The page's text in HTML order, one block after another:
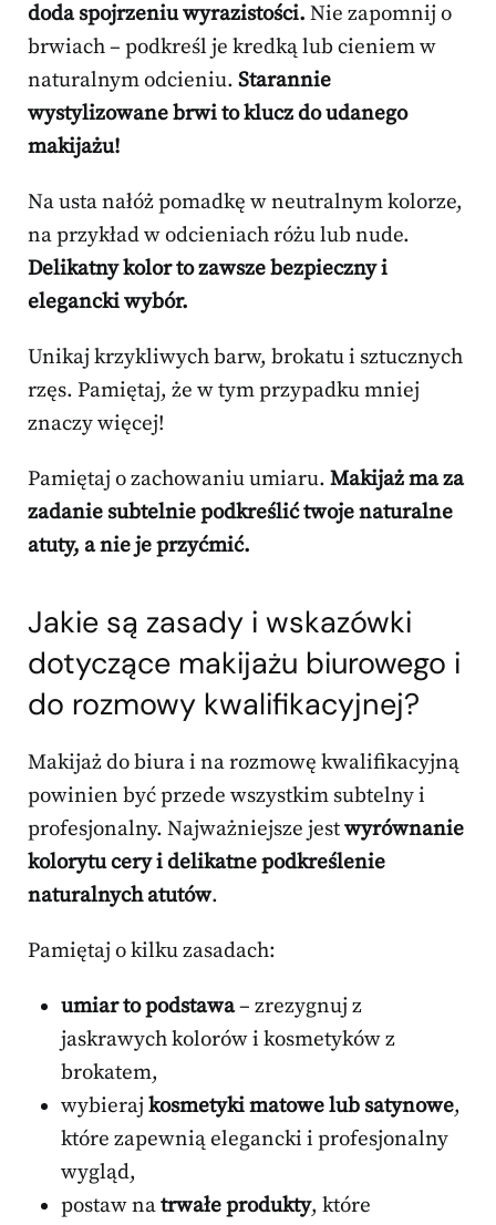
doda spojrzeniu wyrazistości. Nie zapomnij o
brwiach – podkreśl je kredką lub cieniem w
naturalnym odcieniu. Starannie
wystylizowane brwi to klucz do udanego
makijażu!
Na usta nałóż pomadkę w neutralnym kolorze,
na przykład w odcieniach różu lub nude.
Delikatny kolor to zawsze bezpieczny i
elegancki wybór.
Unikaj krzykliwych barw, brokatu i sztucznych
rzęs. Pamiętaj, że w tym przypadku mniej
znaczy więcej!
Pamiętaj o zachowaniu umiaru. Makijaż ma za
zadanie subtelnie podkreślić twoje naturalne
atuty, a nie je przyćmić.
Jakie są zasady i wskazówki
dotyczące makijażu biurowego i
do rozmowy kwalifikacyjnej?
Makijaż do biura i na rozmowę kwalifikacyjną
powinien być przede wszystkim subtelny i
profesjonalny. Najważniejsze jestwyrównanie
kolorytu cery i delikatne podkreślenie
naturalnych atutów.
Pamiętaj o kilku zasadach:
umiar to podstawa– zrezygnuj z
jaskrawych kolorów i kosmetyków z
brokatem,
wybierajkosmetyki matowe lub satynowe,
które zapewnią elegancki i profesjonalny
wygląd,
postaw natrwałe produkty, które